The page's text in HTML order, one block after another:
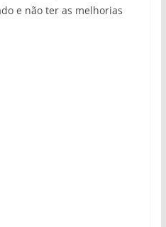
e não ter as melhorias